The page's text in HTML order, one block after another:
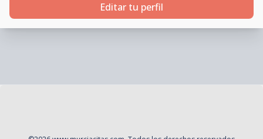
Editar tu perfil